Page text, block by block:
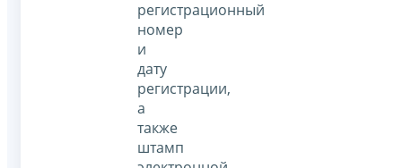
регистрационный
номер
и
дату
регистрации,
а
также
штамп